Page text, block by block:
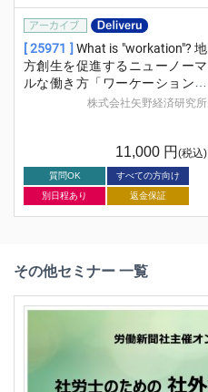
[ 25971 ] What is "workation"? 地
方創生を促進するニューノーマ
ルな働き方「ワーケーション」
株式会社矢野経済研究所
11,000 円(税込)
質問OK
すべての方向け
別日程あり
返金保証
その他セミナー 一覧